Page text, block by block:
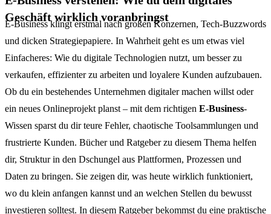
Geschäft wirklich voranbringst
E-Business klingt erstmal nach großen Konzernen, Tech-Buzzwords
und dicken Strategiepapiere. In Wahrheit geht es um etwas viel
Einfacheres: Wie du digitale Technologien nutzt, um besser zu
verkaufen, effizienter zu arbeiten und loyalere Kunden aufzubauen.
Ob du ein bestehendes Unternehmen digitaler machen willst oder
ein neues Onlineprojekt planst – mit dem richtigen E-Business-
Wissen sparst du dir teure Fehler, chaotische Toolsammlungen und
frustrierte Kunden. Bücher und Ratgeber zu diesem Thema helfen
dir, Struktur in den Dschungel aus Plattformen, Prozessen und
Daten zu bringen. Sie zeigen dir, was heute wirklich funktioniert,
wo du klein anfangen kannst und an welchen Stellen du bewusst
investieren solltest. In diesem Ratgeber bekommst du eine praktische